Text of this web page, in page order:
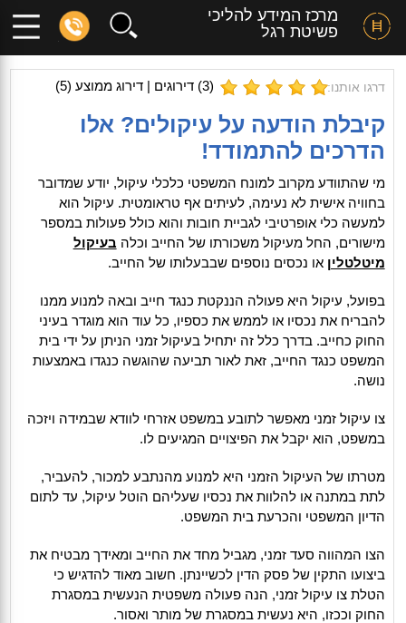
מרכז המידע להליכי
פשיטת רגל
דרגו אותנו: (
3) דירוגים | דירוג ממוצע (5
)
קיבלת הודעה על עיקולים? אלו
הדרכים להתמודד!
מי שהתוודע מקרוב למונח המשפטי כלכלי עיקול, יודע שמדובר
בחוויה אישית לא נעימה, לעיתים אף טראומטית. עיקול הוא
למעשה כלי אופרטיבי לגביית חובות והוא כולל פעולות במספר
מישורים, החל מעיקול משכורתו של החייב וכלה בעיקול
מיטלטלין או נכסים נוספים שבבעלותו של החייב.
בפועל, עיקול היא פעולה הננקטת כנגד חייב ובאה למנוע ממנו
להבריח את נכסיו או לממש את כספיו, כל עוד הוא מוגדר בעיני
החוק כחייב. בדרך כלל זה יתחיל בעיקול זמני הניתן על ידי בית
המשפט כנגד החייב, זאת לאור תביעה שהוגשה כנגדו באמצעות
נושה.
צו עיקול זמני מאפשר לתובע במשפט אזרחי לוודא שבמידה ויזכה
במשפט, הוא יקבל את הפיצויים המגיעים לו.
מטרתו של העיקול הזמני היא למנוע מהנתבע למכור, להעביר,
לתת במתנה או להלוות את נכסיו שעליהם הוטל עיקול, עד לתום
הדיון המשפטי והכרעת בית המשפט.
הצו המהווה סעד זמני, מגביל מחד את החייב ומאידך מבטיח את
ביצועו התקין של פסק הדין לכשיינתן. חשוב מאוד להדגיש כי
הטלת צו עיקול זמני, הנה פעולה משפטית הנעשית במסגרת
החוק וככזו, היא נעשית במסגרת של מותר ואסור.